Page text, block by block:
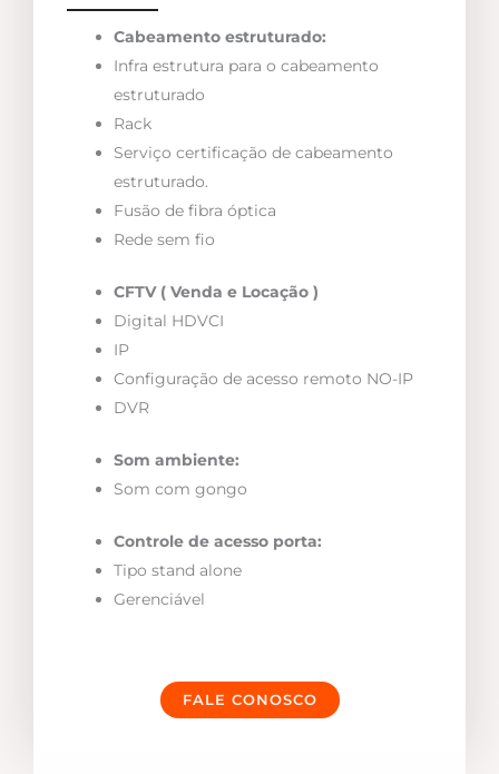
Cabeamento estruturado:
Infra estrutura para o cabeamento
estruturado
Rack
Serviço certificação de cabeamento
estruturado.
Fusão de fibra óptica
Rede sem fio
CFTV ( Venda e Locação )
Digital HDVCI
IP
Configuração de acesso remoto NO-IP
DVR
Som ambiente:
Som com gongo
Controle de acesso porta:
Tipo stand alone
Gerenciável
FALE CONOSCO